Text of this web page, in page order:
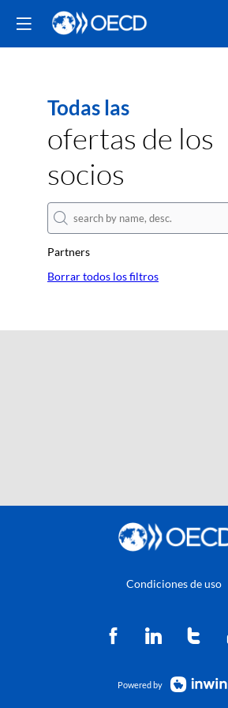
Todas las
ofertas de los
socios
Partners
Borrar todos los filtros
Condiciones de uso
Powered by